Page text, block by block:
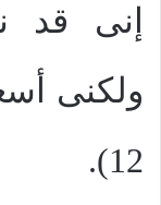
إنى قد
12).